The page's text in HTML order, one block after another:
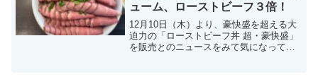
ューム、ローストビーフ３倍！
12月10日（木）より、豪快盛を超える大
迫力の「ローストビーフ丼 超・豪快盛」
を販売とのニュースをみて気になってい